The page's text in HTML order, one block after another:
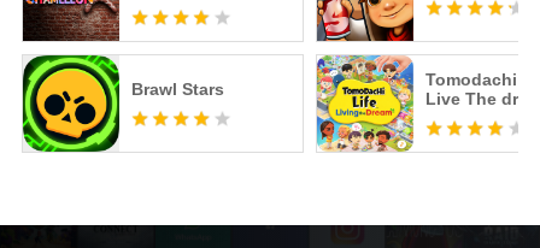
Brawl Stars
Tomodachi
Live The